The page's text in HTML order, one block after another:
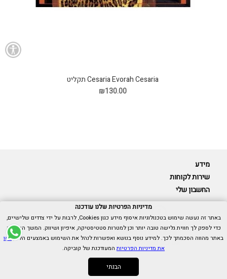
Cesaria Evorah Cesaria תקליט
₪130.00
מידע
שירות לקוחות
החשבון שלי
Cubica © כל הזכויות שמורות.
אנו כאן בשבילך -055-9511314
מדיניות הפרטיות שלנו עודכנה
באתר זה נעשה שימוש בטכנולוגיות איסוף מידע כגון Cookies, לרבות על ידי צדדים שלישיים,
כדי לספק לך חווית גלישה טובה יותר וכן למטרות סטטיסטיקה, איפיון ושיווק. המשך הגלישה
באתר מהווה הסכמתך לכך. למידע נוסף בנושא ואפשרות לנהל את השימוש באמצעים הללו,ראו
את מדיניות הפרטיותהמעודכנת של קוביקה.
הבנתי